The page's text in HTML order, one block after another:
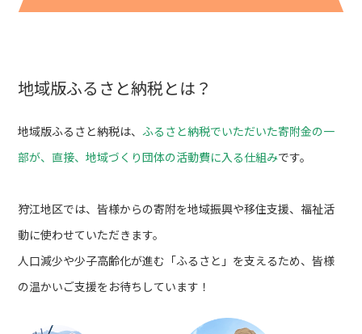
地域版ふるさと納税とは？
地域版ふるさと納税は、 ふるさと納税でいただいた寄附金の一
部が、直接、地域づくり団体の活動費に入る仕組みです。
狩江地区では、皆様からの寄附を地域振興や移住支援、福祉活
動に使わせていただきます。
人口減少や少子高齢化が進む「ふるさと」を支えるため、皆様
の温かいご支援をお待ちしています！